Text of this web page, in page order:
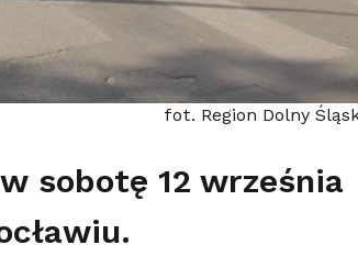
fot. Region Dolny
sobotę 12 września